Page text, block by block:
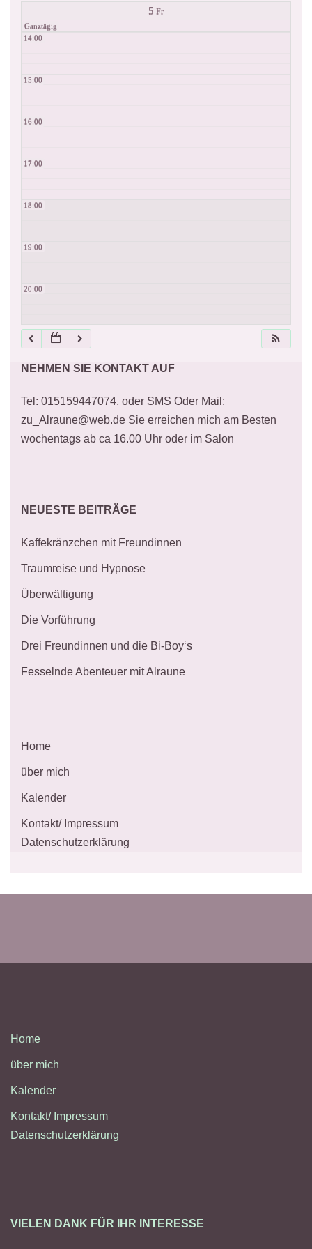
5 Fr
Ganztägig
14:00
15:00
16:00
17:00
18:00
19:00
20:00
21:00
22:00
23:00
NEHMEN SIE KONTAKT AUF
Tel: 015159447074, oder SMS Oder Mail:
zu_Alraune@web.de Sie erreichen mich am Besten
wochentags ab ca 16.00 Uhr oder im Salon
NEUESTE BEITRÄGE
Kaffekränzchen mit Freundinnen
Traumreise und Hypnose
Überwältigung
Die Vorführung
Drei Freundinnen und die Bi-Boy‘s
Fesselnde Abenteuer mit Alraune
Home
über mich
Kalender
Kontakt/ Impressum
Datenschutzerklärung
Home
über mich
Kalender
Kontakt/ Impressum
Datenschutzerklärung
VIELEN DANK FÜR IHR INTERESSE